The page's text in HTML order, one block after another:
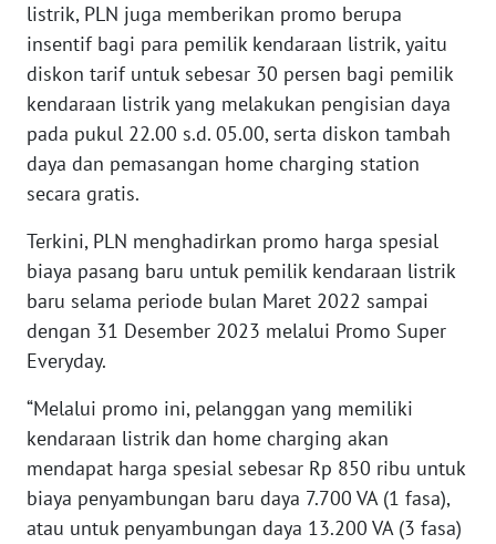
listrik, PLN juga memberikan promo berupa
insentif bagi para pemilik kendaraan listrik, yaitu
diskon tarif untuk sebesar 30 persen bagi pemilik
kendaraan listrik yang melakukan pengisian daya
pada pukul 22.00 s.d. 05.00, serta diskon tambah
daya dan pemasangan home charging station
secara gratis.
Terkini, PLN menghadirkan promo harga spesial
biaya pasang baru untuk pemilik kendaraan listrik
baru selama periode bulan Maret 2022 sampai
dengan 31 Desember 2023 melalui Promo Super
Everyday.
“Melalui promo ini, pelanggan yang memiliki
kendaraan listrik dan home charging akan
mendapat harga spesial sebesar Rp 850 ribu untuk
biaya penyambungan baru daya 7.700 VA (1 fasa),
atau untuk penyambungan daya 13.200 VA (3 fasa)
WN
TAPANULI
SELATAN
TANJUNG
LESUNG
KARO
WN
SIMALUNGUN
LABUHANBATU
WN
TAPANULI
TENGAH